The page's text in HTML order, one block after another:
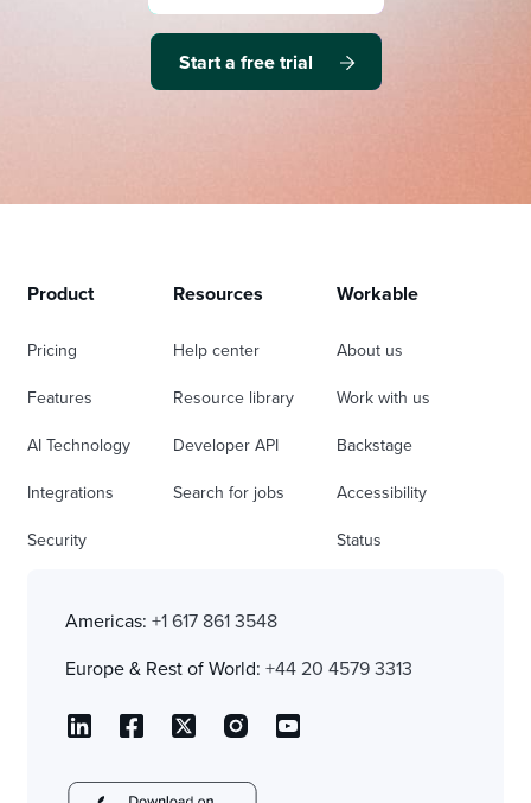
Start a free trial
Product
Pricing
Features
AI Technology
Integrations
Security
Resources
Help center
Resource library
Developer API
Search for jobs
Workable
About us
Work with us
Backstage
Accessibility
Status
Americas: +1 617 861 3548
Europe & Rest of World: +44 20 4579 3313